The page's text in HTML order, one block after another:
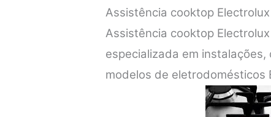
Assistência cooktop
Assistência cooktop
especializada em
modelos de eletrodomésticos